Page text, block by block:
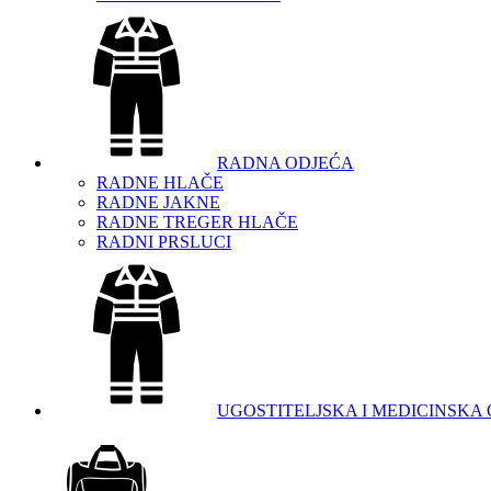
RADNA ODJEĆA
RADNE HLAČE
RADNE JAKNE
RADNE TREGER HLAČE
RADNI PRSLUCI
UGOSTITELJSKA I MEDICINSKA